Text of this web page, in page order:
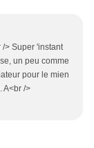
/> Super 'instant
un peu comme
pour le mien
A<br />